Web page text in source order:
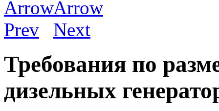
Требования по
дизельных